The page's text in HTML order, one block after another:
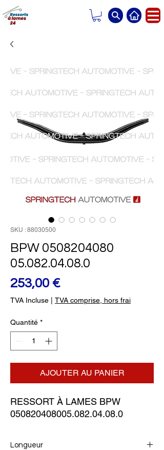
SKU : 88030500
BPW 0508204080
05.082.04.08.0
253,00 €Prix
TVA Incluse TVA comprise, hors frai
Quantité *
AJOUTER AU PANIER
RESSORT À LAMES BPW
050820408005.082.04.08.0
Longueur